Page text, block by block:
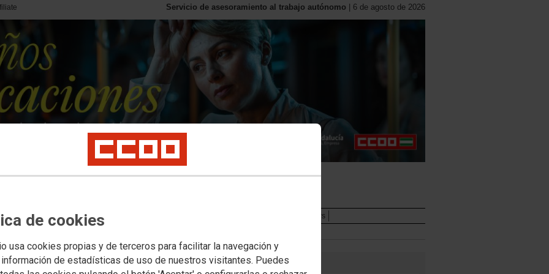
de cookies
usa cookies propias y de terceros para facilitar la navegación y
de estadísticas de uso de nuestros visitantes. Puedes
Servicio de asesoramiento al trabajo autónomo | 6 de agosto de 2026
Buscador
Nuestros Servicios Consúltanos
Inscripción Webinars
Menú